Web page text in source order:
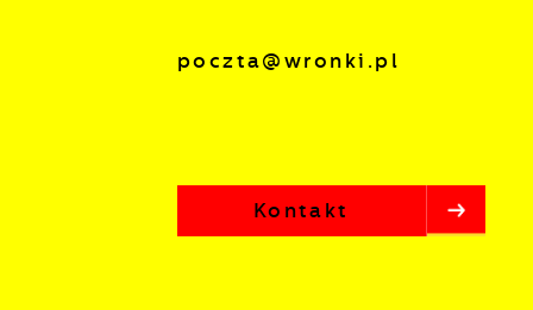
poczta@wronki.pl
Kontakt